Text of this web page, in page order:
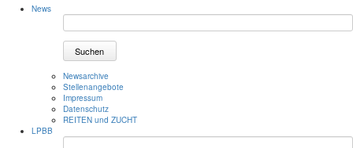
News
Suchen
Newsarchive
Stellenangebote
Impressum
Datenschutz
REITEN und ZUCHT
LPBB